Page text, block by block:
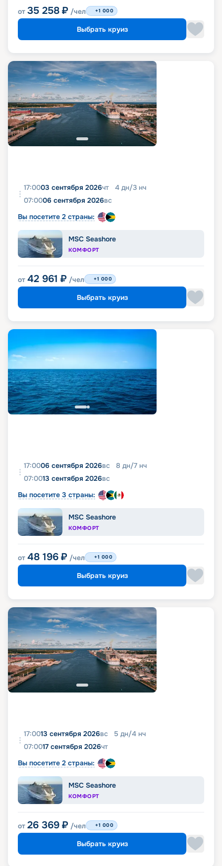
от 35 258 ₽ /чел +1 000
Выбрать круиз
17:0003 сентября 2026чт 4 дн/3 нч
07:0006 сентября 2026вс
Вы посетите 2 страны:
MSC Seashore
КОМФОРТ
от 42 961 ₽ /чел +1 000
Выбрать круиз
17:0006 сентября 2026вс 8 дн/7 нч
07:0013 сентября 2026вс
Вы посетите 3 страны:
MSC Seashore
КОМФОРТ
от 48 196 ₽ /чел +1 000
Выбрать круиз
17:0013 сентября 2026вс 5 дн/4 нч
07:0017 сентября 2026чт
Вы посетите 2 страны:
MSC Seashore
КОМФОРТ
от 26 369 ₽ /чел +1 000
Выбрать круиз